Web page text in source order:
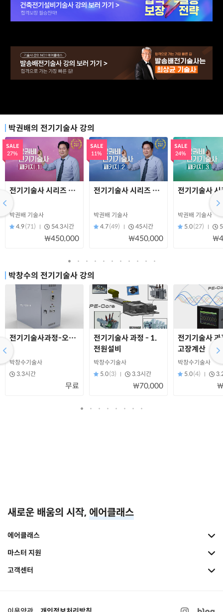
박권배의 전기기술사 강의
SALE
27%
전기기술사 시리즈 패키지-[1]
박권배 기술사
4.9(71) 54.3시간
₩450,000
SALE
11%
전기기술사 시리즈 패키지-[2]
박권배 기술사
4.7(49) 45시간
₩450,000
SALE
24%
전기기술사
박권배 기술사
5.0(27)
박창수의 전기기술사 강의
전기기술사과정-오리엔테이션 및 샘플강의
박창수기술사
3.3시간
무료
전기기술사 과정 - 1.
전원설비
박창수기술사
5.0(3) 3.3시간
₩70,000
전기기술사
고장계산
박창수기술사
5.0(4)
새로운 배움의 시작, 에어클래스
에어클래스
마스터 지원
고객센터